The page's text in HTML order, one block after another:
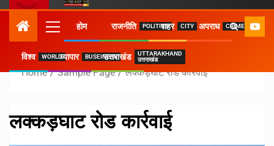
होम राजनीति POLITICSशहर CITY अपराध CRIME
विश्व WORLDव्यापार BUSEINESSउत्तराखंड
UTTARAKHAND
उत्तराखंड
Home Sample Page लक्कड़घाट रोड कार्रवाई
लक्कड़घाट रोड कार्रवाई